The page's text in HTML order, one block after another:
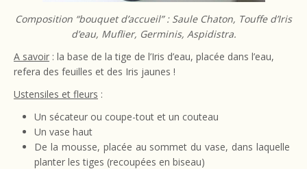
Composition “bouquet d’accueil” : Saule Chaton, Touffe d’Iris
d’eau, Muflier, Germinis, Aspidistra.
A savoir : la base de la tige de l’Iris d’eau, placée dans l’eau,
refera des feuilles et des Iris jaunes !
Ustensiles et fleurs :
Un sécateur ou coupe-tout et un couteau
Un vase haut
De la mousse, placée au sommet du vase, dans laquelle
planter les tiges (recoupées en biseau)